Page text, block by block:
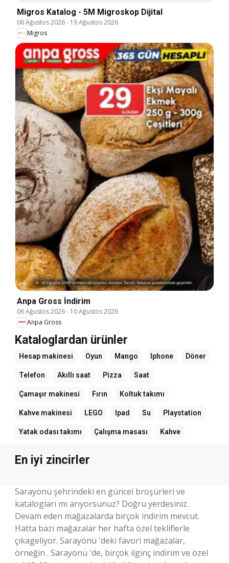
Migros Katalog - 5M Migroskop Dijital
06 Ağustos 2026- 19 Ağustos 2026
Migros
Anpa Gross İndirim
06 Ağustos 2026- 10 Ağustos 2026
Anpa Gross
Kataloglardan ürünler
Hesap makinesi Oyun Mango Iphone Döner
Telefon Akıllı saat Pizza Saat
Çamaşır makinesi Fırın Koltuk takımı
Kahve makinesi LEGO Ipad Su Playstation
Yatak odası takımı Çalışma masası Kahve
En iyi zincirler
Sarayönü şehrindeki en güncel broşürleri ve
katalogları mı arıyorsunuz? Doğru yerdesiniz.
Devam eden mağazalarda birçok indirim mevcut.
Hatta bazı mağazalar her hafta özel tekliflerle
çıkageliyor. Sarayönü 'deki favori mağazalar,
örneğin . Sarayönü 'de, birçok ilginç indirim ve özel